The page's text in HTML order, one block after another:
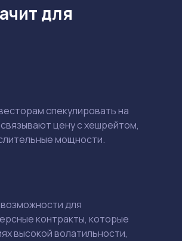
для
спекулировать на
цену с хешрейтом,
мощности.
для
контракты, которые
высокой волатильности,